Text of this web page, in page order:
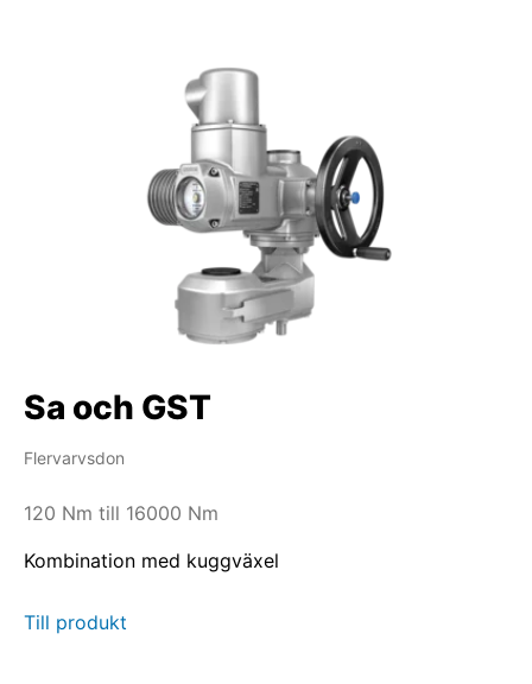
Sa och GST
Flervarvsdon
120 Nm till 16000 Nm
Kombination med kuggväxel
Till produkt